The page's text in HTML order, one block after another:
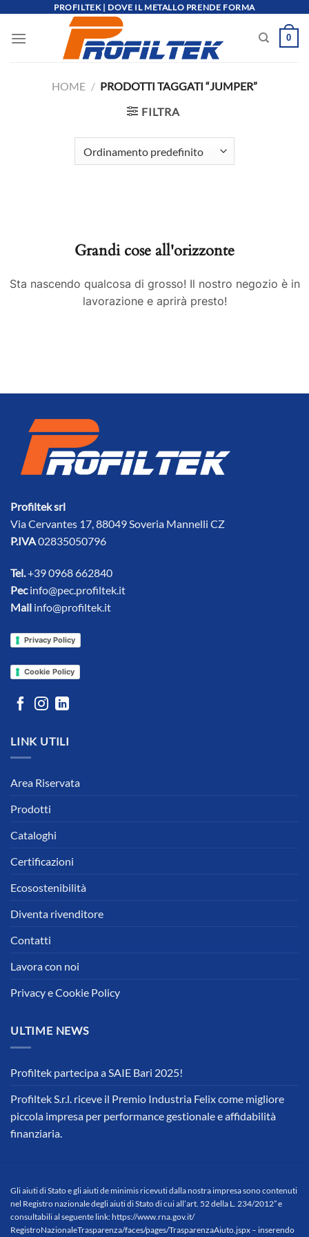
contenuti
PROFILTEK | DOVE IL METALLO PRENDE FORMA
0
HOME / PRODOTTI TAGGATI “JUMPER”
FILTRA
Grandi cose all'orizzonte
Sta nascendo qualcosa di grosso! Il nostro negozio è in
lavorazione e aprirà presto!
Profiltek srl
Via Cervantes 17, 88049 Soveria Mannelli CZ
P.IVA02835050796
Tel.+39 0968 662840
Pecinfo@pec.profiltek.it
Mail info@profiltek.it
Privacy Policy
Cookie Policy
LINK UTILI
Area Riservata
Prodotti
Cataloghi
Certificazioni
Ecosostenibilità
Diventa rivenditore
Contatti
Lavora con noi
Privacy e Cookie Policy
ULTIME NEWS
Profiltek partecipa a SAIE Bari 2025!
Profiltek S.r.l. riceve il Premio Industria Felix come migliore
piccola impresa per performance gestionale e affidabilità
finanziaria.
Gli aiuti di Stato e gli aiuti de minimis ricevuti dalla nostra impresa sono contenuti
nel Registro nazionale degli aiuti di Stato di cui all’art. 52 della L. 234/2012” e
consultabili al seguente link:https://www.rna.gov.it/
RegistroNazionaleTrasparenza/faces/pages/TrasparenzaAiuto. jspx – inserendo